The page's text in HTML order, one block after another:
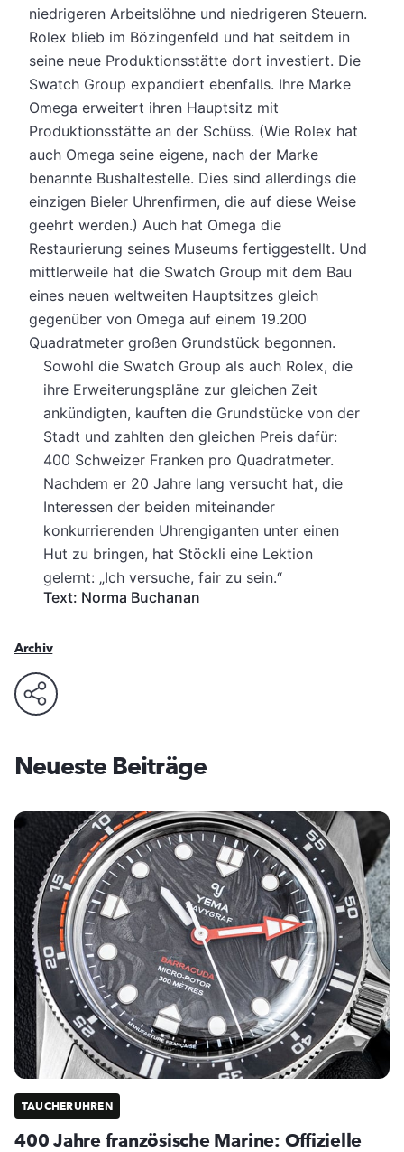
niedrigeren Arbeitslöhne und niedrigeren Steuern.
Rolex blieb im Bözingenfeld und hat seitdem in
seine neue Produktionsstätte dort investiert. Die
Swatch Group expandiert ebenfalls. Ihre Marke
Omega erweitert ihren Hauptsitz mit
Produktionsstätte an der Schüss. (Wie Rolex hat
auch Omega seine eigene, nach der Marke
benannte Bushaltestelle. Dies sind allerdings die
einzigen Bieler Uhrenfirmen, die auf diese Weise
geehrt werden.) Auch hat Omega die
Restaurierung seines Museums fertiggestellt. Und
mittlerweile hat die Swatch Group mit dem Bau
eines neuen weltweiten Hauptsitzes gleich
gegenüber von Omega auf einem 19.200
Quadratmeter großen Grundstück begonnen.
Sowohl die Swatch Group als auch Rolex, die
ihre Erweiterungspläne zur gleichen Zeit
ankündigten, kauften die Grundstücke von der
Stadt und zahlten den gleichen Preis dafür:
400 Schweizer Franken pro Quadratmeter.
Nachdem er 20 Jahre lang versucht hat, die
Interessen der beiden miteinander
konkurrierenden Uhrengiganten unter einen
Hut zu bringen, hat Stöckli eine Lektion
gelernt: „Ich versuche, fair zu sein.“
Text: Norma Buchanan
Archiv
Neueste Beiträge
TAUCHERUHREN
400 Jahre französische Marine: Offizielle